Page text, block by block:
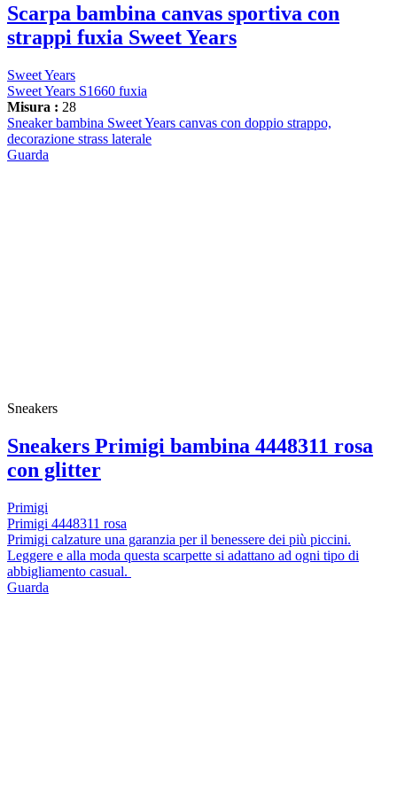
Scarpa bambina canvas sportiva con
strappi fuxia Sweet Years
Sweet Years
Sweet Years S1660 fuxia
Misura : 28
Sneaker bambina Sweet Years canvas con doppio strappo,
decorazione strass laterale
Guarda
Sneakers
Sneakers Primigi bambina 4448311 rosa
con glitter
Primigi
Primigi 4448311 rosa
Primigi calzature una garanzia per il benessere dei più piccini.
Leggere e alla moda questa scarpette si adattano ad ogni tipo di
abbigliamento casual.
Guarda